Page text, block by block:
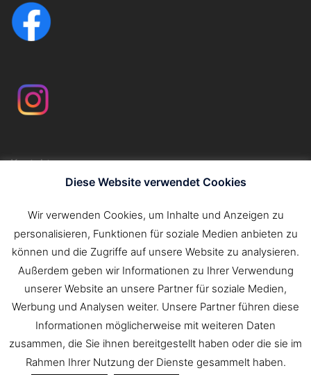
Kontakt
ImpressumDiese Website verwendet Cookies
Wir verwenden Cookies, um Inhalte und Anzeigen zu
personalisieren, Funktionen für soziale Medien anbieten zu
können und die Zugriffe auf unsere Website zu analysieren.
Außerdem geben wir Informationen zu Ihrer Verwendung
unserer Website an unsere Partner für soziale Medien,
Werbung und Analysen weiter. Unsere Partner führen diese
Informationen möglicherweise mit weiteren Daten
zusammen, die Sie ihnen bereitgestellt haben oder die sie im
Rahmen Ihrer Nutzung der Dienste gesammelt haben.